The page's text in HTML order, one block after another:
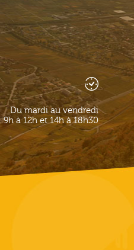
Du mardi au vendredi
9h à 12h et 14h à 18h30